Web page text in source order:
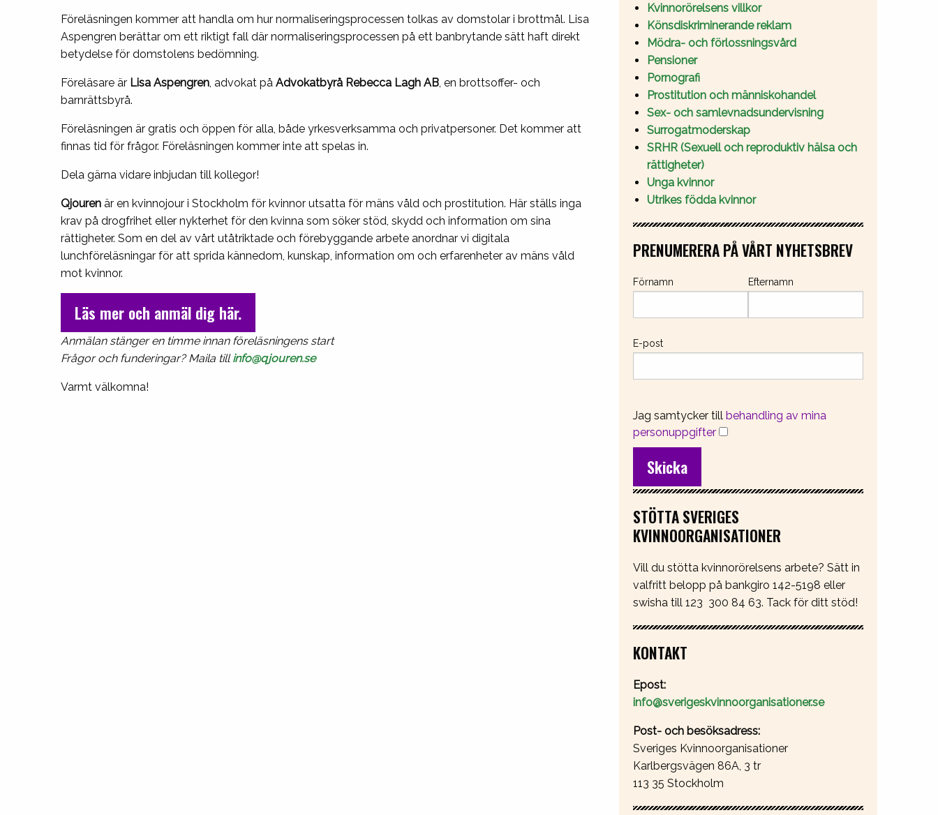
Föreläsningen kommer att handla om hur normaliseringsprocessen tolkas av domstolar i brottmål. Lisa
Aspengren berättar om ett riktigt fall där normaliseringsprocessen på ett banbrytande sätt haft direkt
betydelse för domstolens bedömning.
Föreläsare är Lisa Aspengren, advokat på Advokatbyrå Rebecca Lagh AB, en brottsoffer- och
barnrättsbyrå.
Föreläsningen är gratis och öppen för alla, både yrkesverksamma och privatpersoner. Det kommer att
finnas tid för frågor. Föreläsningen kommer inte att spelas in.
Dela gärna vidare inbjudan till kollegor!
Qjouren är en kvinnojour i Stockholm för kvinnor utsatta för mäns våld och prostitution. Här ställs inga
krav på drogfrihet eller nykterhet för den kvinna som söker stöd, skydd och information om sina
rättigheter. Som en del av vårt utåtriktade och förebyggande arbete anordnar vi digitala
lunchföreläsningar för att sprida kännedom, kunskap, information om och erfarenheter av mäns våld
mot kvinnor.
Läs mer och anmäl dig här.
Anmälan stänger en timme innan föreläsningens start
Frågor och funderingar? Maila tillinfo@qjouren.se
Varmt välkomna!
Kvinnorörelsens villkor
Könsdiskriminerande reklam
Mödra- och förlossningsvård
Pensioner
Pornografi
Prostitution och människohandel
Sex- och samlevnadsundervisning
Surrogatmoderskap
SRHR (Sexuell och reproduktiv hälsa och
rättigheter)
Unga kvinnor
Utrikes födda kvinnor
PRENUMERERA PÅ VÅRT NYHETSBREV
Förnamn Efternamn
E-post
Jag samtycker till behandling av mina
personuppgifter
STÖTTA SVERIGES
KVINNOORGANISATIONER
Vill du stötta kvinnorörelsens arbete? Sätt in
valfritt belopp på bankgiro 142-5198 eller
swisha till 123 300 84 63. Tack för ditt stöd!
KONTAKT
Epost:
info@sverigeskvinnoorganisationer.se
Post- och besöksadress:
Sveriges Kvinnoorganisationer
Karlbergsvägen 86A, 3 tr
113 35 Stockholm